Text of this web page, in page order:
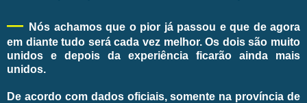
—
Nós achamos que o pior já passou e que de agora
em diante tudo será cada vez melhor. Os dois são muito
unidos e depois da experiência ficarão ainda mais
unidos.
De acordo com dados oficiais, somente na província de